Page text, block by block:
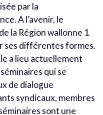
par la
A l’avenir, le
la Région wallonne 1
ses différentes formes.
a lieu actuellement
qui se
de dialogue
syndicaux, membres
sont une